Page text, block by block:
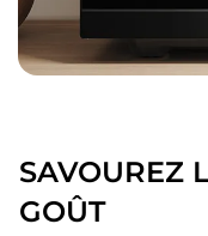
SAVOUREZ
GOÛT